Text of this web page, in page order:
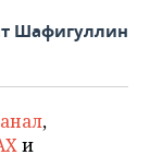
Шафигуллин
,
и